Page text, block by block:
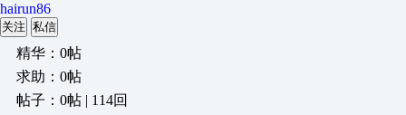
hairun86
关注 私信
精华：0帖
求助：0帖
帖子：0帖 | 114回